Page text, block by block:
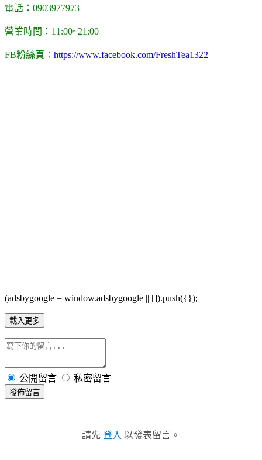
電話：0903977973
營業時間：11:00~21:00
FB粉絲頁： https://www.facebook.com/FreshTea1322
(adsbygoogle = window.adsbygoogle || []).push({});
載入更多
公開留言 私密留言
發佈留言
請先 登入 以發表留言。